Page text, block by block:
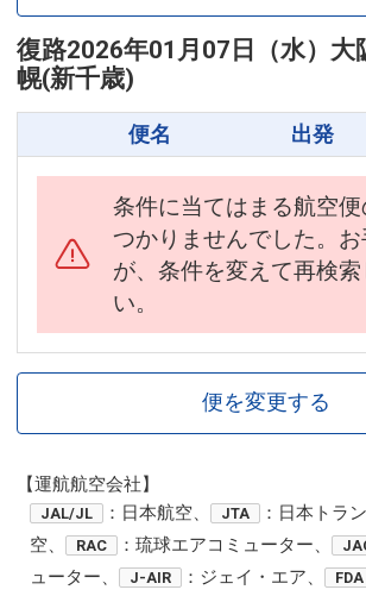
復路2026年01月07日（水） 大
幌(新千歳)
便名 出発
条件に当てはまる航空
つかりませんでした。
が、条件を変えて再検索
い。
便を変更する
【運航航空会社】
JAL/JL ：日本航空、 JTA
：日本トラ
空、
RAC ：琉球エアコミューター、
ューター、
J-AIR ：ジェイ・エア、 FDA